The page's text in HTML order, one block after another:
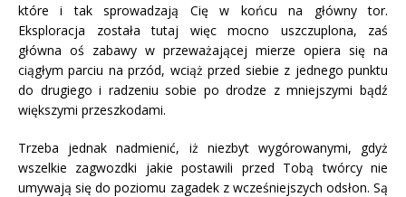
które i tak sprowadzają Cię w końcu na główny tor.
Eksploracja została tutaj więc mocno uszczuplona, zaś
główna oś zabawy w przeważającej mierze opiera się na
ciągłym parciu na przód, wciąż przed siebie z jednego punktu
do drugiego i radzeniu sobie po drodze z mniejszymi bądź
większymi przeszkodami.
Trzeba jednak nadmienić, iż niezbyt wygórowanymi, gdyż
wszelkie zagwozdki jakie postawili przed Tobą twórcy nie
umywają się do poziomu zagadek z wcześniejszych odsłon. Są